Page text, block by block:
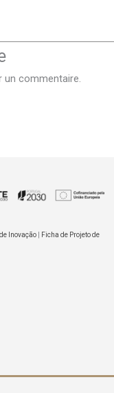
un commentaire.
Inovação Ficha de Projeto de